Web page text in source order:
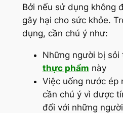
Bởi nếu sử dụng không
gây hại cho sức khỏe.
dụng, cần chú ý như:
Những người bị sỏi
thực phẩm này
Việc uống nước ép
cần chú ý vì dược
đối với những